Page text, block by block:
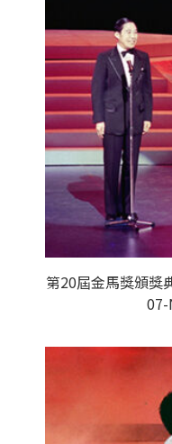
第20屆金馬獎頒獎
07-